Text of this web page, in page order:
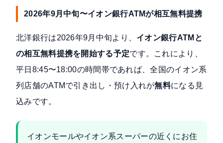
2026年9月中旬〜イオン銀行ATMが相互無料提携
北洋銀行は2026年9月中旬より、 イオン銀行ATMと
の相互無料提携を開始する予定です。これにより、
平日8:45〜18:00の時間帯であれば、全国のイオン系
列店舗のATMで引き出し・預け入れが無料になる見
込みです。
イオンモールやイオン系スーパーの近くにお住